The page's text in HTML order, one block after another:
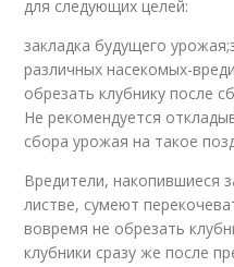
для следующих целей:
закладка будущего
различных насекомых-
обрезать клубнику после
Не рекомендуется
сбора урожая на такое
Вредители, накопившиеся
листве, сумеют
вовремя не обрезать
клубники сразу же после